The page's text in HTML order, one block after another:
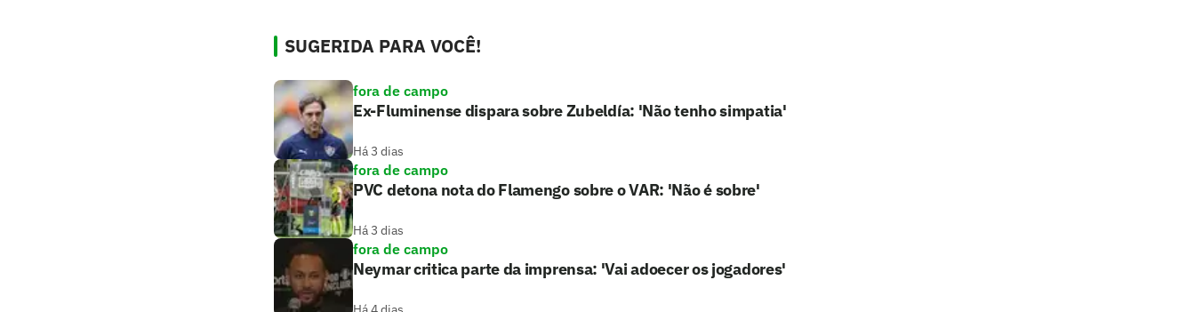
SUGERIDA PARA VOCÊ!
fora de campo
Ex-Fluminense dispara sobre Zubeldía: 'Não tenho simpatia'
Há 3 dias
fora de campo
PVC detona nota do Flamengo sobre o VAR: 'Não é sobre'
Há 3 dias
fora de campo
Neymar critica parte da imprensa: 'Vai adoecer os jogadores'